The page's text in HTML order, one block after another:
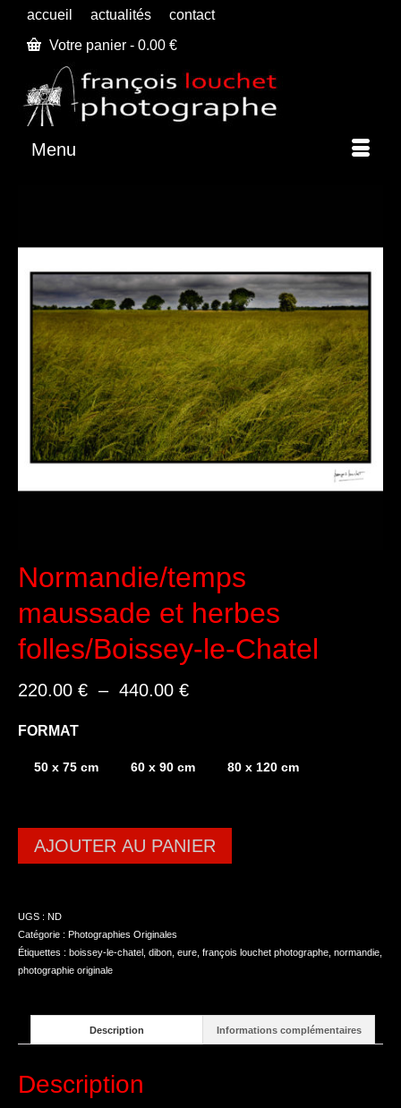
accueil actualités
contact
Votre panier - 0.00 €
Menu
Normandie/temps
maussade et herbes
folles/Boissey-le-Chatel
220.00 € – 440.00 €Plage
à
FORMAT
50 x 75 cm 60 x 90 cm 80 x 120 cm
AJOUTER AU PANIER
UGS : ND
Catégorie : Photographies Originales
Étiquettes : boissey-le-chatel dibon eure françois louchet photographe normandie
photographie originale
Description Informations complémentaires
Description